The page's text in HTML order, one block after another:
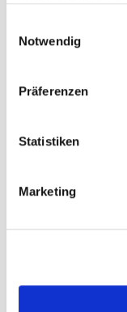
Notwendig
Präferenzen
Statistiken
Marketing